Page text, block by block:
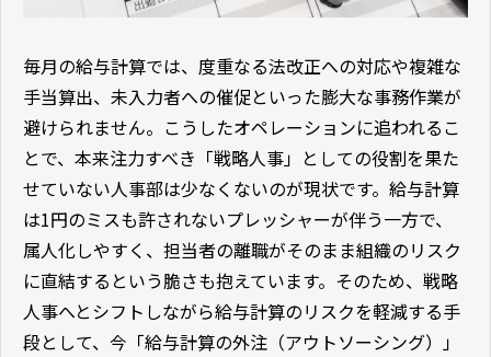
毎月の給与計算では、度重なる法改正への対応や複雑な
手当算出、未入力者への催促といった膨大な事務作業が
避けられません。こうしたオペレーションに追われるこ
とで、本来注力すべき「戦略人事」としての役割を果た
せていない人事部は少なくないのが現状です。給与計算
は1円のミスも許されないプレッシャーが伴う一方で、
属人化しやすく、担当者の離職がそのまま組織のリスク
に直結するという脆さも抱えています。そのため、戦略
人事へとシフトしながら給与計算のリスクを軽減する手
段として、今「給与計算の外注（アウトソーシング）」